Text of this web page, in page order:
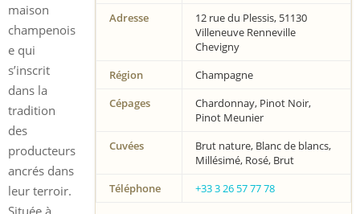
Adresse
12 rue du Plessis, 51130
Villeneuve Renneville
Chevigny
Région
Champagne
Cépages
Chardonnay, Pinot Noir,
Pinot Meunier
Cuvées
Brut nature, Blanc de blancs,
Millésimé, Rosé, Brut
Téléphone
+33 3 26 57 77 78
maison
champenois
e qui
s’inscrit
dans la
tradition
des
producteurs
ancrés dans
leur terroir.
Située à